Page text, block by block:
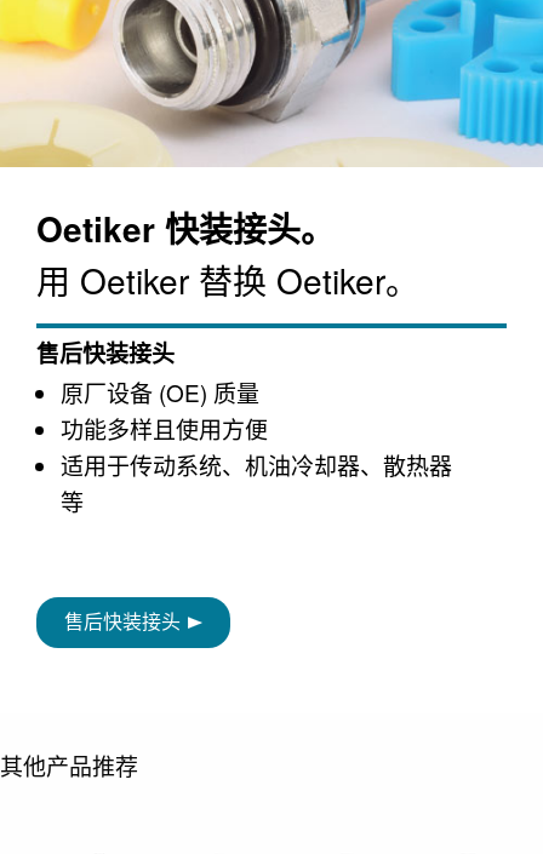
Oetiker 快装接头。
用 Oetiker 替换 Oetiker。
售后快装接头
原厂设备 (OE) 质量
功能多样且使用方便
适用于传动系统、机油冷却器、散热器
等
售后快装接头
其他产品推荐